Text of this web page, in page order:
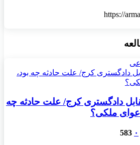
https://
دادگستری کرج/ علت حادثه چه
دعوای ملکی؟
۰ 583